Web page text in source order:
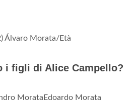
Álvaro Morata/Età
i figli di Alice Campello?
MorataEdoardo Morata